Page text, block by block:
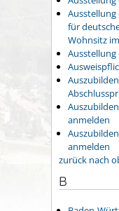
Ausstellung
für
Wohnsitz
Ausstellung
anmelden
anmelden
zurück nach
B